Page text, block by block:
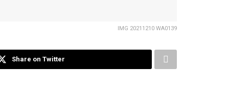
IMG 20211210 WA0139
Share on Twitter